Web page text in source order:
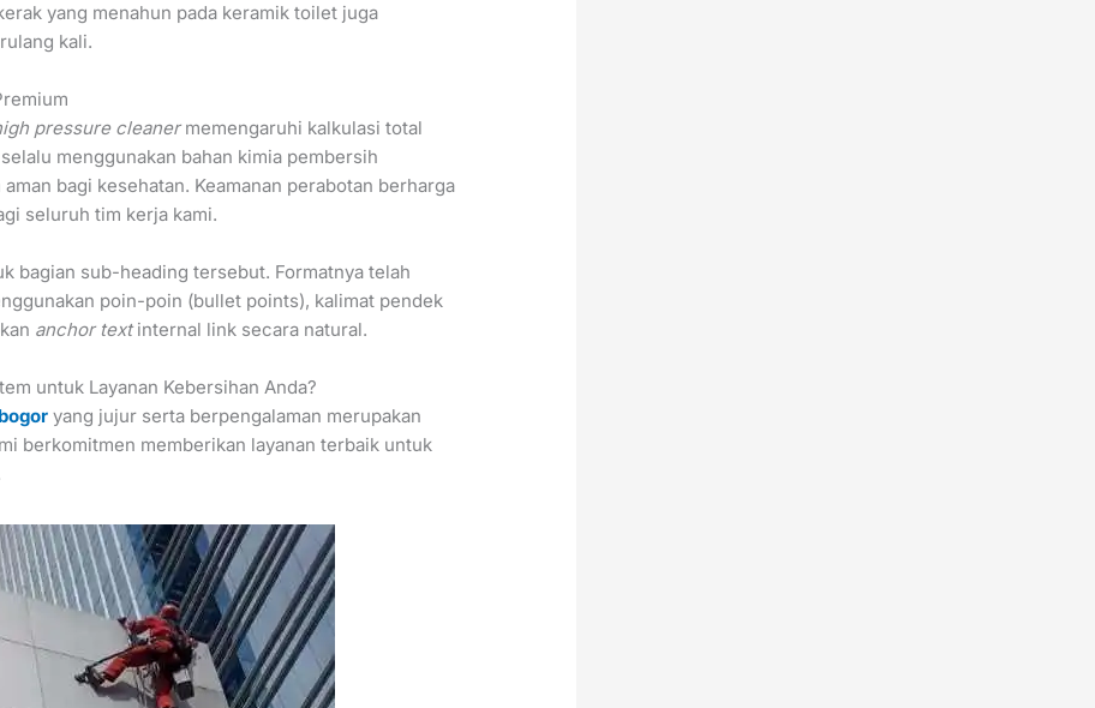
yang menahun pada keramik toilet juga
kali.
pressure cleanermemengaruhi kalkulasi total
menggunakan bahan kimia pembersih
bagi kesehatan. Keamanan perabotan berharga
seluruh tim kerja kami.
bagian sub-heading tersebut. Formatnya telah
poin-poin (bullet points), kalimat pendek
anchor textinternal link secara natural.
untuk Layanan Kebersihan Anda?
yang jujur serta berpengalaman merupakan
berkomitmen memberikan layanan terbaik untuk